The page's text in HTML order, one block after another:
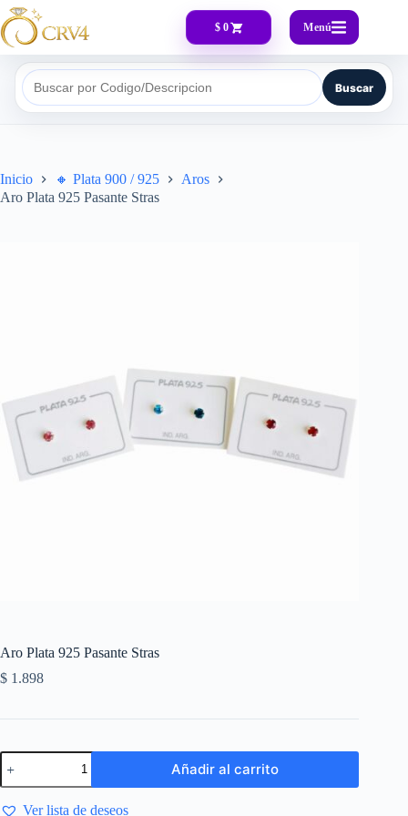
$ 0 Menú
Buscar por Codigo/Descripcion Buscar
Inicio 🔸​ Plata 900 / 925
Aros
Aro Plata 925 Pasante Stras
Aro Plata 925 Pasante Stras
$ 1.898
Añadir al carrito
Ver lista de deseos